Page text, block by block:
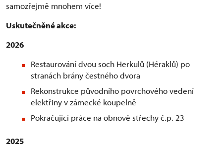
samozřejmě mnohem více!
Uskutečněné akce:
2026
Restaurování dvou soch Herkulů (Héraklů) po
stranách brány čestného dvora
Rekonstrukce původního povrchového vedení
elektřiny v zámecké koupelně
Pokračující práce na obnově střechy č.p. 23
2025